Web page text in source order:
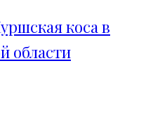
коса в
области